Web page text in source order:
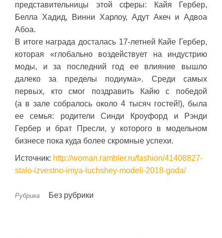
представительницы этой сферы: Кайя Гербер,
Белла Хадид, Винни Харлоу, Адут Акеч и Адвоа
Абоа.
В итоге награда досталась 17-летней Кайе Гербер,
которая «глобально воздействует на индустрию
моды, и за последний год ее влияние вышло
далеко за пределы подиума». Среди самых
первых, кто смог поздравить Кайю с победой
(а в зале собралось около 4 тысяч гостей!), была
ее семья: родители Синди Кроуфорд и Рэнди
Гербер и брат Пресли, у которого в модельном
бизнесе пока куда более скромные успехи.
Источник: http://woman.rambler.ru/fashion/41408827-
stalo-izvestno-imya-luchshey-modeli-2018-goda/
Рубрика Без рубрики